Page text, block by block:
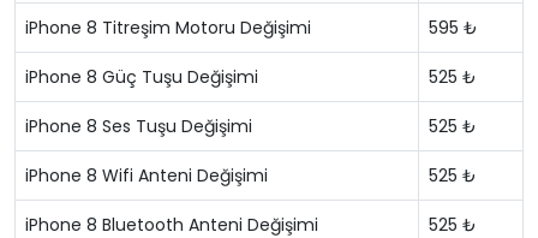
iPhone 8 Titreşim Motoru Değişimi 595 ₺
iPhone 8 Güç Tuşu Değişimi 525 ₺
iPhone 8 Ses Tuşu Değişimi 525 ₺
iPhone 8 Wifi Anteni Değişimi 525 ₺
iPhone 8 Bluetooth Anteni Değişimi 525 ₺